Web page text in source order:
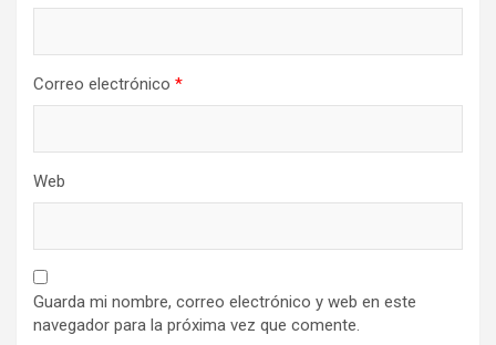
Correo electrónico *
Web
Guarda mi nombre, correo electrónico y web en este
navegador para la próxima vez que comente.